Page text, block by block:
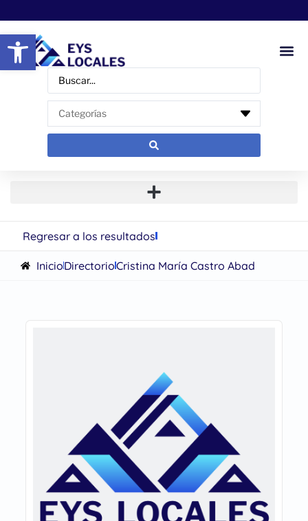
Abrir barra de herramientas
Regresar a los resultados
InicioDirectorioCristina María Castro Abad